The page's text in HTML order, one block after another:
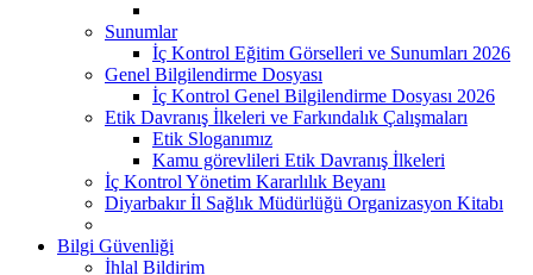
Sunumlar
İç Kontrol Eğitim Görselleri ve Sunumları 2026
Genel Bilgilendirme Dosyası
İç Kontrol Genel Bilgilendirme Dosyası 2026
Etik Davranış İlkeleri ve Farkındalık Çalışmaları
Etik Sloganımız
Kamu görevlileri Etik Davranış İlkeleri
İç Kontrol Yönetim Kararlılık Beyanı
Diyarbakır İl Sağlık Müdürlüğü Organizasyon Kitabı
Bilgi Güvenliği
İhlal Bildirim